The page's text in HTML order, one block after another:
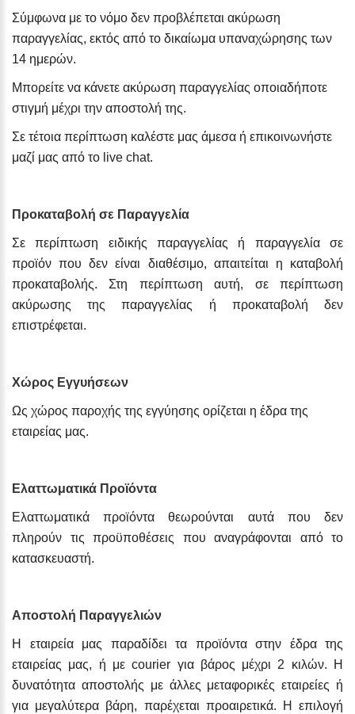
Σύμφωνα με το νόμο δεν προβλέπεται ακύρωση
παραγγελίας, εκτός από το δικαίωμα υπαναχώρησης των
14 ημερών.
Μπορείτε να κάνετε ακύρωση παραγγελίας οποιαδήποτε
στιγμή μέχρι την αποστολή της.
Σε τέτοια περίπτωση καλέστε μας άμεσα ή επικοινωνήστε
μαζί μας από το live chat.
Προκαταβολή σε Παραγγελία
Σε περίπτωση ειδικής παραγγελίας ή παραγγελία σε
προϊόν που δεν είναι διαθέσιμο, απαιτείται η καταβολή
προκαταβολής. Στη περίπτωση αυτή, σε περίπτωση
ακύρωσης της παραγγελίας ή προκαταβολή δεν
επιστρέφεται.
Χώρος Εγγυήσεων
Ως χώρος παροχής της εγγύησης ορίζεται η έδρα της
εταιρείας μας.
Ελαττωματικά Προϊόντα
Ελαττωματικά προϊόντα θεωρούνται αυτά που δεν
πληρούν τις προϋποθέσεις που αναγράφονται από το
κατασκευαστή.
Αποστολή Παραγγελιών
Η εταιρεία μας παραδίδει τα προϊόντα στην έδρα της
εταιρείας μας, ή με courier για βάρος μέχρι 2 κιλών. Η
δυνατότητα αποστολής με άλλες μεταφορικές εταιρείες ή
για μεγαλύτερα βάρη, παρέχεται προαιρετικά. Η επιλογή